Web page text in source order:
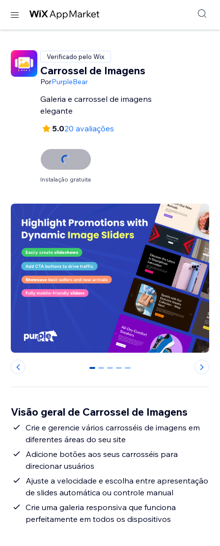
Verificado pelo Wix
Carrossel de Imagens
PorPurpleBear
Galeria e carrossel de imagens
elegante
5.020 avaliações
Instalação gratuita
0 1 2 3 4
Visão geral de Carrossel de Imagens
Crie e gerencie vários carrosséis de imagens em
diferentes áreas do seu site
Adicione botões aos seus carrosséis para
direcionar usuários
Ajuste a velocidade e escolha entre apresentação
de slides automática ou controle manual
Crie uma galeria responsiva que funciona
perfeitamente em todos os dispositivos